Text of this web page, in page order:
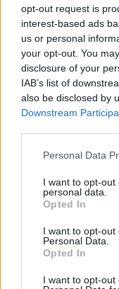
opt-out request is
interest-based ads
us or personal
your opt-out. You
disclosure of your
IAB’s list of
also be disclosed by
Downstream
Personal Data
I want to opt-
personal data.
Opted In
I want to opt-out
Personal Data.
Opted In
I want to opt-
ΡΟΗ
Κορυφώνεται η